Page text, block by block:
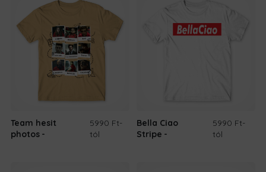
Team hesit
photos
5990 Ft-
tól
Bella Ciao
Stripe
5990 Ft-
tól